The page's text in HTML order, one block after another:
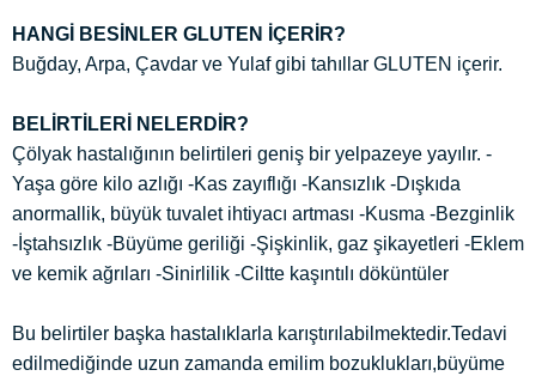
HANGİ BESİNLER GLUTEN İÇERİR?
Buğday, Arpa, Çavdar ve Yulaf gibi tahıllar GLUTEN içerir.
BELİRTİLERİ NELERDİR?
Çölyak hastalığının belirtileri geniş bir yelpazeye yayılır. -
Yaşa göre kilo azlığı -Kas zayıflığı -Kansızlık -Dışkıda
anormallik, büyük tuvalet ihtiyacı artması -Kusma -Bezginlik
-İştahsızlık -Büyüme geriliği -Şişkinlik, gaz şikayetleri -Eklem
ve kemik ağrıları -Sinirlilik -Ciltte kaşıntılı döküntüler
Bu belirtiler başka hastalıklarla karıştırılabilmektedir.Tedavi
edilmediğinde uzun zamanda emilim bozuklukları,büyüme